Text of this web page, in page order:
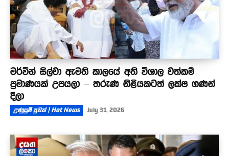
මර්වින් සිල්වා ඇමති කාලයේ අති විශාල වත්කම්
ප්‍රමාණයක් උපයලා – තරුණ නිළියකටත් ලක්ෂ ගණන්
දීලා
උණුසුම් පුවත් | Hot News July 31, 2026